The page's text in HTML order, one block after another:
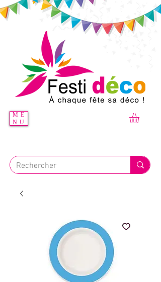
ME
NU